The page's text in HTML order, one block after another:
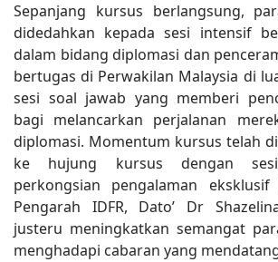
Sepanjang kursus berlangsung,
didedahkan kepada sesi intensif
dalam bidang diplomasi dan
bertugas di Perwakilan Malaysia di
sesi soal jawab yang memberi
bagi melancarkan perjalanan
diplomasi. Momentum kursus telah
ke hujung kursus dengan
perkongsian pengalaman
Pengarah IDFR, Dato’ Dr
justeru meningkatkan semangat
menghadapi cabaran yang